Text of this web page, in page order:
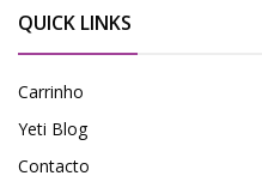
QUICK LINKS
Carrinho
Yeti Blog
Contacto